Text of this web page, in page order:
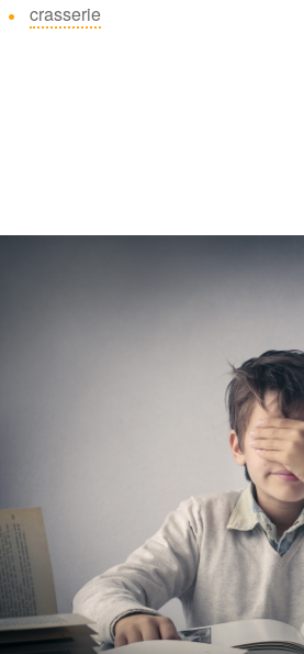
crasserie